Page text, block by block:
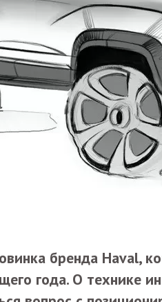
бренда Haval,
года. О технике